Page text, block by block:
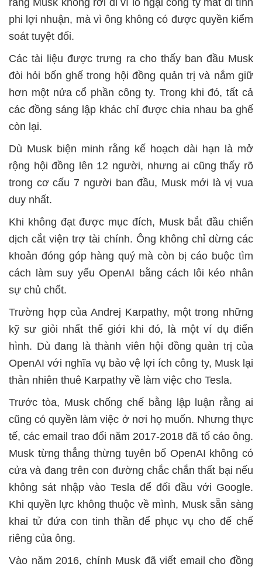
phi lợi nhuận, mà vì ông không có được quyền kiểm
soát tuyệt đối.
Các tài liệu được trưng ra cho thấy ban đầu Musk
đòi hỏi bốn ghế trong hội đồng quản trị và nắm giữ
hơn một nửa cổ phần công ty. Trong khi đó, tất cả
các đồng sáng lập khác chỉ được chia nhau ba ghế
còn lại.
Dù Musk biện minh rằng kế hoạch dài hạn là mở
rộng hội đồng lên 12 người, nhưng ai cũng thấy rõ
trong cơ cấu 7 người ban đầu, Musk mới là vị vua
duy nhất.
Khi không đạt được mục đích, Musk bắt đầu chiến
dịch cắt viện trợ tài chính. Ông không chỉ dừng các
khoản đóng góp hàng quý mà còn bị cáo buộc tìm
cách làm suy yếu OpenAI bằng cách lôi kéo nhân
sự chủ chốt.
Trường hợp của Andrej Karpathy, một trong những
kỹ sư giỏi nhất thế giới khi đó, là một ví dụ điển
hình. Dù đang là thành viên hội đồng quản trị của
OpenAI với nghĩa vụ bảo vệ lợi ích công ty, Musk lại
thản nhiên thuê Karpathy về làm việc cho Tesla.
Trước tòa, Musk chống chế bằng lập luận rằng ai
cũng có quyền làm việc ở nơi họ muốn. Nhưng thực
tế, các email trao đổi năm 2017-2018 đã tố cáo ông.
Musk từng thẳng thừng tuyên bố OpenAI không có
cửa và đang trên con đường chắc chắn thất bại nếu
không sát nhập vào Tesla để đối đầu với Google.
Khi quyền lực không thuộc về mình, Musk sẵn sàng
khai tử đứa con tinh thần để phục vụ cho đế chế
riêng của ông.
Vào năm 2016, chính Musk đã viết email cho đồng